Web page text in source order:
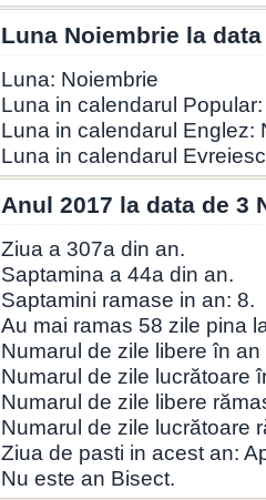
Luna Noiembrie la
Luna: Noiembrie
Luna in calendarul
Luna in calendarul Englez:
Luna in calendarul
Anul 2017 la data de 3
Ziua a 307a din an.
Saptamina a 44a din an.
Saptamini ramase in an: 8.
Au mai ramas 58 zile pina
Numarul de zile libere în
Numarul de zile lucrătoare
Numarul de zile libere
Numarul de zile lucrătoare
Ziua de pasti in acest an:
Nu este an Bisect.